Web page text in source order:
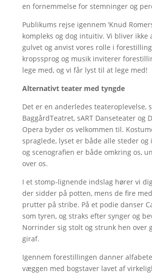
en fornemmelse for stemninger og
Publikums rejse igennem ’Knud
kompleks og dog intuitiv. Vi bliver ikke
gulvet og anvist vores rolle i
kropssprog og musik inviterer
lege med, og vi får lyst til at lege med!
Alternativt teater med tyngde
Det er en anderledes teateroplevelse,
BaggårdTeatret, sART Danseteater og
Opera byder os velkommen til.
spraglede, lyset er både alle steder og
og scenografien er både omkring os,
over os.
I et stomp-lignende indslag hører vi
der sidder på potten, mens de fire
prutter på stribe. På et podie danser
som tyren, og straks efter synger og
Norrinder sig stolt og strunk hen over
giraf.
Igennem forestillingen danner
væggen med bogstaver lavet af